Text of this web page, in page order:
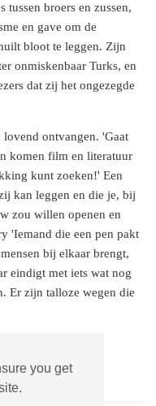
you get
broers en zussen,
en gave om de
bloot te leggen. Zijn
onmiskenbaar Turks, en
dat zij het ongezegde
ontvangen. 'Gaat
komen film en literatuur
kunt zoeken!' Een
kan leggen en die je, bij
zou willen openen en
'Iemand die een pen pakt
bij elkaar brengt,
eindigt met iets wat nog
Er zijn talloze wegen die